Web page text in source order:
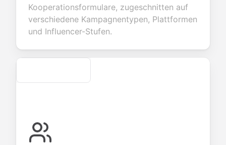
about
products or
seamless
account
creation.
transactions.
questions for
efficient
candidate
Kooperationsformulare, zugeschnitten auf
verschiedene Kampagnentypen, Plattformen
und Influencer-Stufen.
Secure